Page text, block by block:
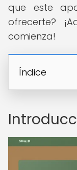
que este
ofrecerte?
comienza!
Índice